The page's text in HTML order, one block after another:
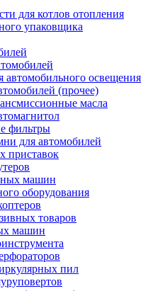
для котлов отопления
упаковщика
автомобильного освещения
(прочее)
масла
фильтры
для автомобилей
приставок
машин
оборудования
товаров
машин
пил